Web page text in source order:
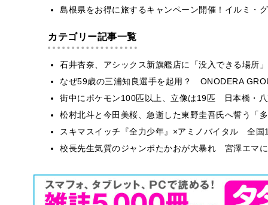
島根県をお得に旅するキャンペーン開催！イルミ・
カテゴリー記事一覧
石井杏奈、アシックス新旗艦店に「没入できる場所
なぜ59歳の三浦知良選手を起用？ ONODERA
街中にポケモン100匹以上、立像は19匹 日本橋・
松村北斗と今田美桜、急逝した東野圭吾氏へ誓う「
スキマスイッチ『全力少年』×アミノバイタル 全国
校長先生気質のジャンボたかおが大暴れ 宮澤エマ